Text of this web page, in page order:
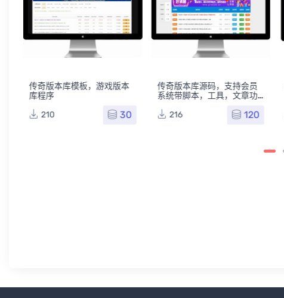
传奇版本库模板，游戏版本
库程序
210
30
传奇版本库源码，支持会员
系统带脚本，工具，文章功
216
120